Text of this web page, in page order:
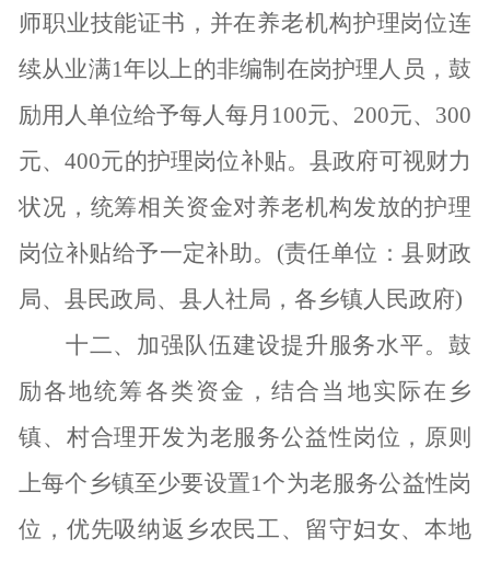
师职业技能证书，并在养老机构护理岗位连
续从业满1年以上的非编制在岗护理人员，鼓
励用人单位给予每人每月100元、200元、300
元、400元的护理岗位补贴。县政府可视财力
状况，统筹相关资金对养老机构发放的护理
岗位补贴给予一定补助。(责任单位：县财政
局、县民政局、县人社局，各乡镇人民政府)
十二、加强队伍建设提升服务水平。 鼓
励各地统筹各类资金，结合当地实际在乡
镇、村合理开发为老服务公益性岗位，原则
上每个乡镇至少要设置1个为老服务公益性岗
位，优先吸纳返乡农民工、留守妇女、本地